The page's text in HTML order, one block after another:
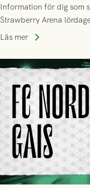
Information för dig som
Strawberry Arena
Läs mer